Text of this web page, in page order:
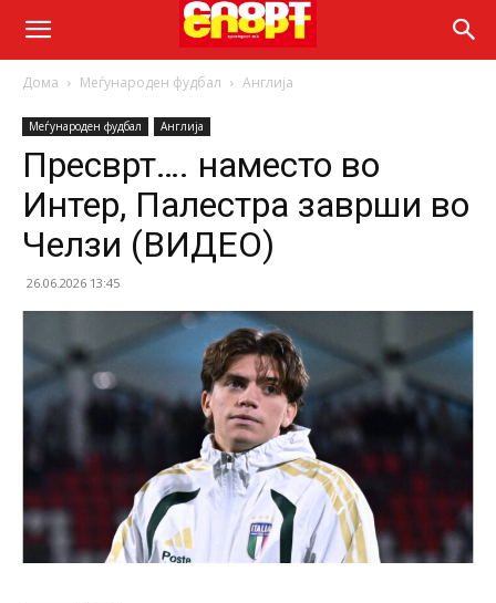
Дома Меѓународен фудбал Англија
Меѓународен фудбал Англија
Пресврт…. наместо во
Интер, Палестра заврши во
Челзи (ВИДЕО)
26.06.2026 13:45